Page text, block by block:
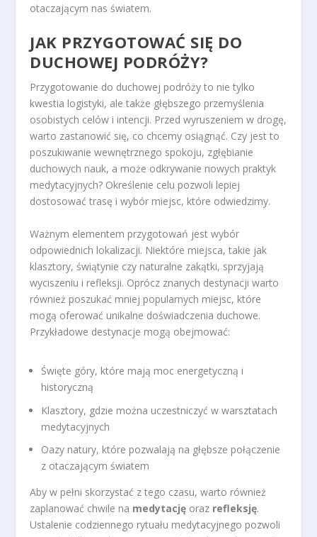
otaczającym nas światem.
JAK PRZYGOTOWAĆ SIĘ DO
DUCHOWEJ PODRÓŻY?
Przygotowanie do duchowej podróży to nie tylko
kwestia logistyki, ale także głębszego przemyślenia
osobistych celów i intencji. Przed wyruszeniem w drogę,
warto zastanowić się, co chcemy osiągnąć. Czy jest to
poszukiwanie wewnętrznego spokoju, zgłębianie
duchowych nauk, a może odkrywanie nowych praktyk
medytacyjnych? Określenie celu pozwoli lepiej
dostosować trasę i wybór miejsc, które odwiedzimy.
Ważnym elementem przygotowań jest wybór
odpowiednich lokalizacji. Niektóre miejsca, takie jak
klasztory, świątynie czy naturalne zakątki, sprzyjają
wyciszeniu i refleksji. Oprócz znanych destynacji warto
również poszukać mniej popularnych miejsc, które
mogą oferować unikalne doświadczenia duchowe.
Przykładowe destynacje mogą obejmować:
Święte góry, które mają moc energetyczną i
historyczną
Klasztory, gdzie można uczestniczyć w warsztatach
medytacyjnych
Oazy natury, które pozwalają na głębsze połączenie
z otaczającym światem
Aby w pełni skorzystać z tego czasu, warto również
zaplanować chwile na medytację oraz refleksję.
Ustalenie codziennego rytuału medytacyjnego pozwoli